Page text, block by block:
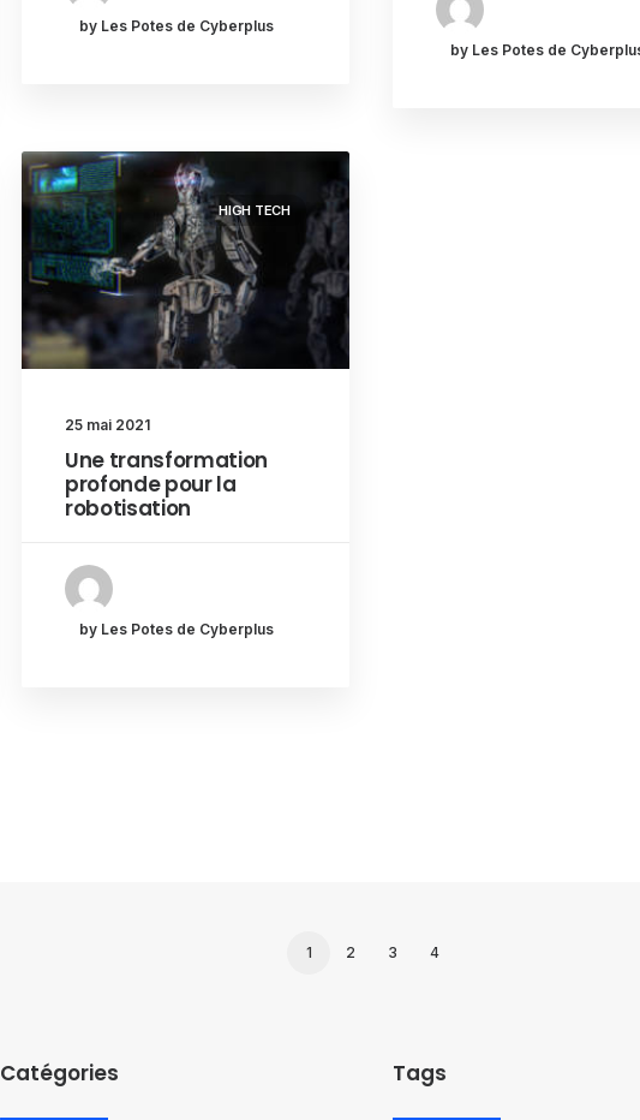
by Les Potes de Cyberplus
by Les Potes de
HIGH TECH
25 mai 2021
Une transformation
profonde pour la
robotisation
by Les Potes de Cyberplus
1 2 3 4
Catégories Tags